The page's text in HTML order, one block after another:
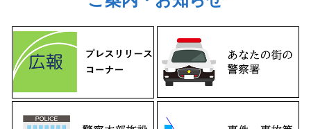
た。
2026年6月17日
「公務員合同説明会について」を掲載しました。
「特殊詐欺及びSNS型投資・ロマンス詐欺被害分析状況(令
和７年 確定値)」を掲載しました。
2026年６月15日
警察相談・被害者支援